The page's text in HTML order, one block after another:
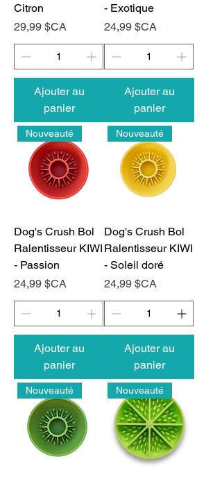
Citron
Prix
29,99 $CA
Ajouter au
panier
- Exotique
Prix
24,99 $CA
Ajouter au
panier
Nouveauté
Dog's Crush Bol
Ralentisseur KIWI
- Passion
Prix
24,99 $CA
Ajouter au
panier
Nouveauté
Dog's Crush Bol
Ralentisseur KIWI
- Soleil doré
Prix
24,99 $CA
Ajouter au
panier
Nouveauté Nouveauté